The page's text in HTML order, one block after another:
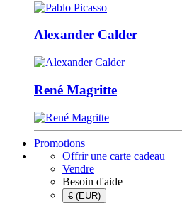
Alexander Calder
René Magritte
Promotions
Offrir une carte cadeau
Vendre
Besoin d'aide
€ (EUR)